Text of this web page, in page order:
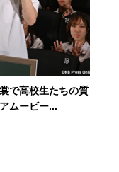
で高校生たちの質
ムービー...